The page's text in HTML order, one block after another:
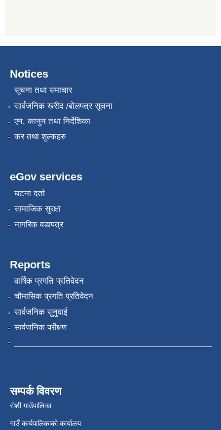
Notices
सूचना तथा समाचार
सार्वजनिक खरीद /बोलपत्र सूचना
एन, कानुन तथा निर्देशिका
कर तथा शुल्कहरु
eGov services
घटना दर्ता
सामाजिक सुरक्षा
नागरिक वडापत्र
Reports
वार्षिक प्रगति प्रतिवेदन
चौमासिक प्रगति प्रतिवेदन
सार्वजनिक सुनुवाई
सार्वजनिक परीक्षण
सम्पर्क विवरण
रोशी गाउँपालिका
गाउँ कार्यपालिकाको कार्यालय